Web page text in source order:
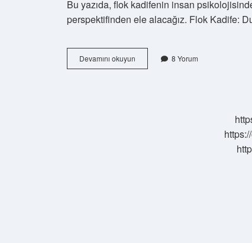
Bu yazıda, flok kadifenin insan
perspektifinden ele alacağız. Flok Kadife:
Devamını okuyun
kadife
8 Yorum